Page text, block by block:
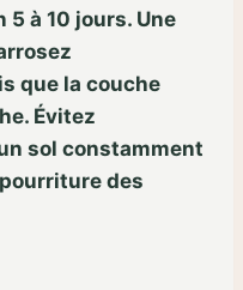
à 10 jours. Une
que la couche
Évitez
sol constamment
des